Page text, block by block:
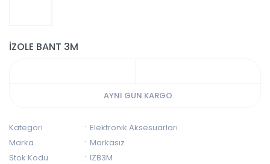
İZOLE BANT 3M
AYNI GÜN KARGO
Kategori
Elektronik Aksesuarları
Marka
Markasız
Stok Kodu
İZB3M